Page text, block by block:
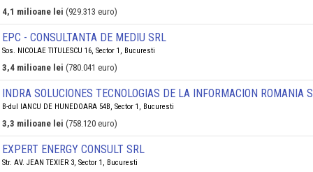
4,1 milioane lei (929.313 euro)
EPC - CONSULTANTA DE MEDIU SRL
Sos. NICOLAE TITULESCU 16, Sector 1, Bucuresti
3,4 milioane lei (780.041 euro)
INDRA SOLUCIONES TECNOLOGIAS DE LA INFORMACION ROMANIA
B-dul IANCU DE HUNEDOARA 54B, Sector 1, Bucuresti
3,3 milioane lei (758.120 euro)
EXPERT ENERGY CONSULT SRL
Str. AV. JEAN TEXIER 3, Sector 1, Bucuresti